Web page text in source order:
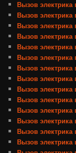
Вызов электрика
Вызов электрика
Вызов
Вызов электрика
Вызов
Вызов электрика
Вызов электрика
Вызов электрика
Вызов электрика
Вызов электрика
Вызов
Вызов
Вызов
Вызов электрика